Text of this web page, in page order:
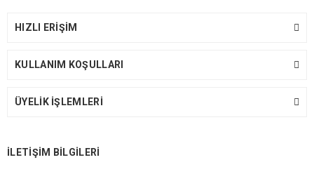
HIZLI ERİŞİM
KULLANIM KOŞULLARI
ÜYELİK İŞLEMLERİ
İLETİŞİM BİLGİLERİ